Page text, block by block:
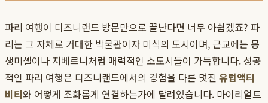
파리 여행이 디즈니랜드 방문만으로 끝난다면 너무 아쉽겠죠? 파
리는 그 자체로 거대한 박물관이자 미식의 도시이며, 근교에는 몽
생미셸이나 지베르니처럼 매력적인 소도시들이 가득합니다. 성공
적인 파리 여행은 디즈니랜드에서의 경험을 다른 멋진 유럽액티
비티와 어떻게 조화롭게 연결하는가에 달려있습니다. 마이리얼트